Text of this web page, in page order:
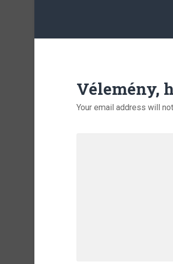
Vélemény,
Your email address will